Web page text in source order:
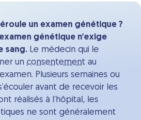
un examen génétique ?
génétique n’exige
sang. Le médecin qui le
un consentement au
Plusieurs semaines ou
avant de recevoir les
réalisés à l’hôpital, les
ne sont généralement